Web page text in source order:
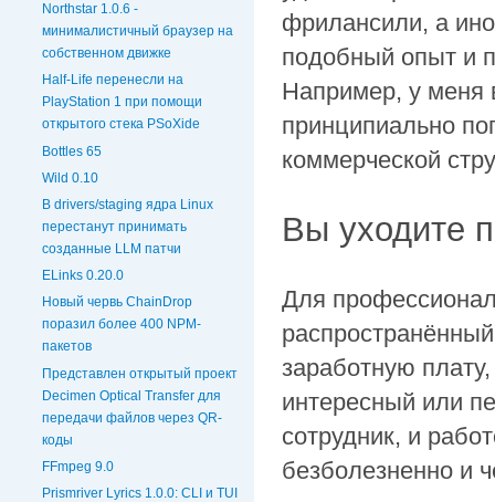
Northstar 1.0.6 -
минималистичный браузер на
собственном движке
Half-Life перенесли на
PlayStation 1 при помощи
открытого стека PSoXide
Bottles 65
Wild 0.10
В drivers/staging ядра Linux
перестанут принимать
созданные LLM патчи
ELinks 0.20.0
Новый червь ChainDrop
поразил более 400 NPM-
пакетов
Представлен открытый проект
Decimen Optical Transfer для
передачи файлов через QR-
коды
FFmpeg 9.0
Prismriver Lyrics 1.0.0: CLI и TUI
фрилансили, а
подобный опыт и
Например, у меня
принципиально
коммерческой
Вы уходите
Для
заработную
интересный или
сотрудник, и
безболезненно и